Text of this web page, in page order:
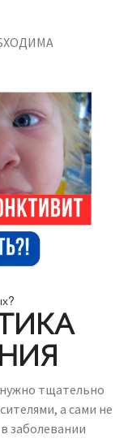
тщательно
а сами не
заболевании